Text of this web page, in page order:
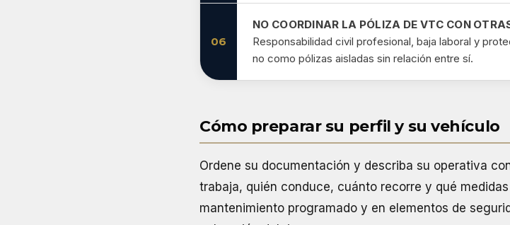
06
NO COORDINAR LA PÓLIZA DE VTC CON
Responsabilidad civil profesional, baja laboral y
no como pólizas aisladas sin relación entre sí.
Cómo preparar su perfil y su vehículo
Ordene su documentación y describa su operativa
trabaja, quién conduce, cuánto recorre y qué
mantenimiento programado y en elementos de